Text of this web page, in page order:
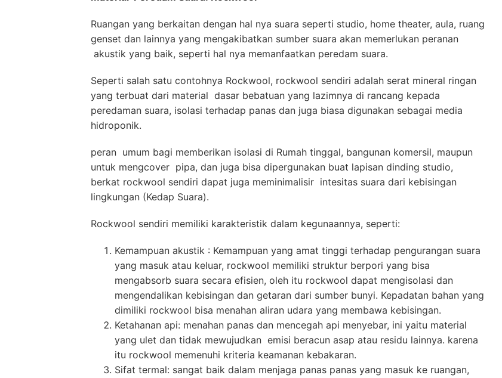
Ruangan yang berkaitan dengan hal nya suara seperti studio, home theater, aula, ruang
genset dan lainnya yang mengakibatkan sumber suara akan memerlukan peranan
akustik yang baik, seperti hal nya memanfaatkan peredam suara.
Seperti salah satu contohnya Rockwool, rockwool sendiri adalah serat mineral ringan
yang terbuat dari material dasar bebatuan yang lazimnya di rancang kepada
peredaman suara, isolasi terhadap panas dan juga biasa digunakan sebagai media
hidroponik.
peran umum bagi memberikan isolasi di Rumah tinggal, bangunan komersil, maupun
untuk mengcover pipa, dan juga bisa dipergunakan buat lapisan dinding studio,
berkat rockwool sendiri dapat juga meminimalisir intesitas suara dari kebisingan
lingkungan (Kedap Suara).
Rockwool sendiri memiliki karakteristik dalam kegunaannya, seperti:
Kemampuan akustik : Kemampuan yang amat tinggi terhadap pengurangan suara
yang masuk atau keluar, rockwool memiliki struktur berpori yang bisa
mengabsorb suara secara efisien, oleh itu rockwool dapat mengisolasi dan
mengendalikan kebisingan dan getaran dari sumber bunyi. Kepadatan bahan yang
dimiliki rockwool bisa menahan aliran udara yang membawa kebisingan.
Ketahanan api: menahan panas dan mencegah api menyebar, ini yaitu material
yang ulet dan tidak mewujudkan emisi beracun asap atau residu lainnya. karena
itu rockwool memenuhi kriteria keamanan kebakaran.
Sifat termal: sangat baik dalam menjaga panas panas yang masuk ke ruangan,